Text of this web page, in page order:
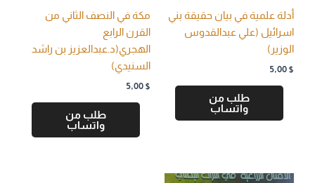
أدلة علمية في بيان حقيقة بني
اسرائيل (علي عبدالقدوس
الوزير)
5,00 $
طلب من
واتساب
مكة في النصف الثاني من
القرن الرابع
الهجري(د.عبدالعزيز بن راشد
السنيدي)
5,00 $
طلب من
واتساب